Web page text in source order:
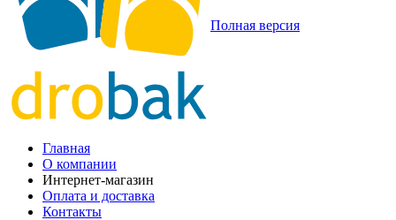
Полная версия
Главная
О компании
Интернет-магазин
Оплата и доставка
Контакты